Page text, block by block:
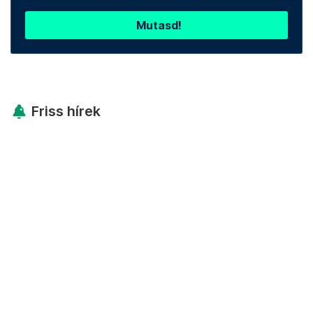
Mutasd!
Friss hírek